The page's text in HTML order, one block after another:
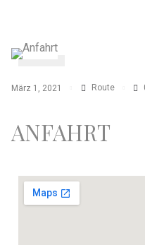
März 1, 2021 Route
ANFAHRT